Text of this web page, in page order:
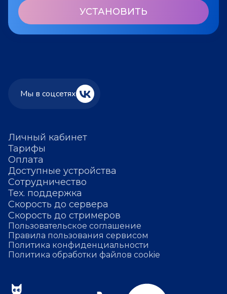
УСТАНОВИТЬ
Личный кабинет
Тарифы
Оплата
Доступные устройства
Сотрудничество
Тех. поддержка
Скорость до сервера
Скорость до стримеров
Пользовательское соглашение
Правила пользования сервисом
Политика конфиденциальности
Политика обработки файлов cookie
Мы в соцсетях